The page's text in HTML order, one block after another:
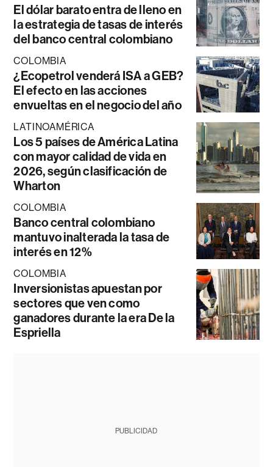
El dólar barato entra de lleno en
la estrategia de tasas de interés
del banco central colombiano
COLOMBIA
¿Ecopetrol venderá ISA a GEB?
El efecto en las acciones
envueltas en el negocio del año
LATINOAMÉRICA
Los 5 países de América Latina
con mayor calidad de vida en
2026, según clasificación de
Wharton
COLOMBIA
Banco central colombiano
mantuvo inalterada la tasa de
interés en 12%
COLOMBIA
Inversionistas apuestan por
sectores que ven como
ganadores durante la era De la
Espriella
PUBLICIDAD